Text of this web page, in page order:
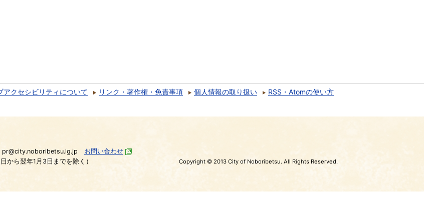
アクセシビリティについて リンク・著作権・免責事項 個人情報の取り扱い
RSS・Atomの使い方
pr@city.noboribetsu.lg.jp
お問い合わせ
から翌年1月3日までを除く）
Copyright © 2013 City of Noboribetsu. All Rights Reserved.